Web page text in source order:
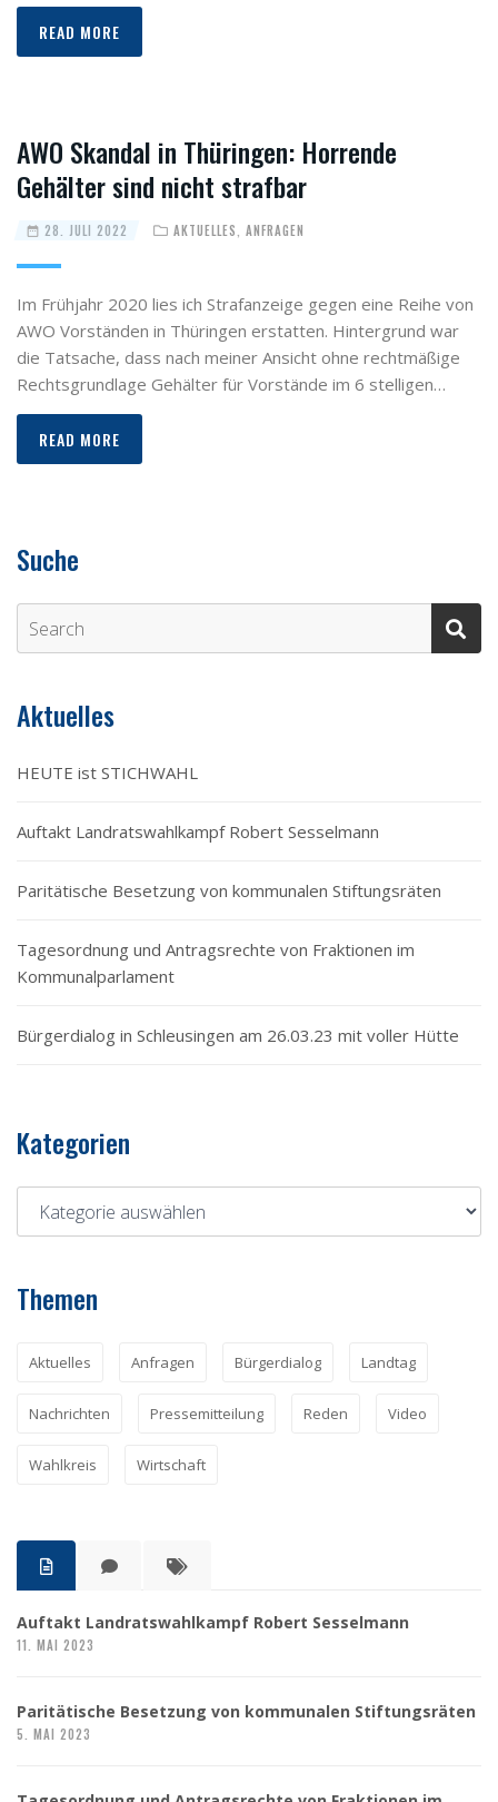
READ MORE
AWO Skandal in Thüringen: Horrende
Gehälter sind nicht strafbar
28. JULI 2022 AKTUELLES ANFRAGEN
Im Frühjahr 2020 lies ich Strafanzeige gegen eine Reihe von
AWO Vorständen in Thüringen erstatten. Hintergrund war
die Tatsache, dass nach meiner Ansicht ohne rechtmäßige
Rechtsgrundlage Gehälter für Vorstände im 6 stelligen…
READ MORE
Suche
Aktuelles
HEUTE ist STICHWAHL
Auftakt Landratswahlkampf Robert Sesselmann
Paritätische Besetzung von kommunalen Stiftungsräten
Tagesordnung und Antragsrechte von Fraktionen im
Kommunalparlament
Bürgerdialog in Schleusingen am 26.03.23 mit voller Hütte
Kategorien
Themen
Aktuelles Anfragen Bürgerdialog Landtag
Nachrichten Pressemitteilung Reden Video
Wahlkreis Wirtschaft
Auftakt Landratswahlkampf Robert Sesselmann
11. MAI 2023
Paritätische Besetzung von kommunalen Stiftungsräten
5. MAI 2023